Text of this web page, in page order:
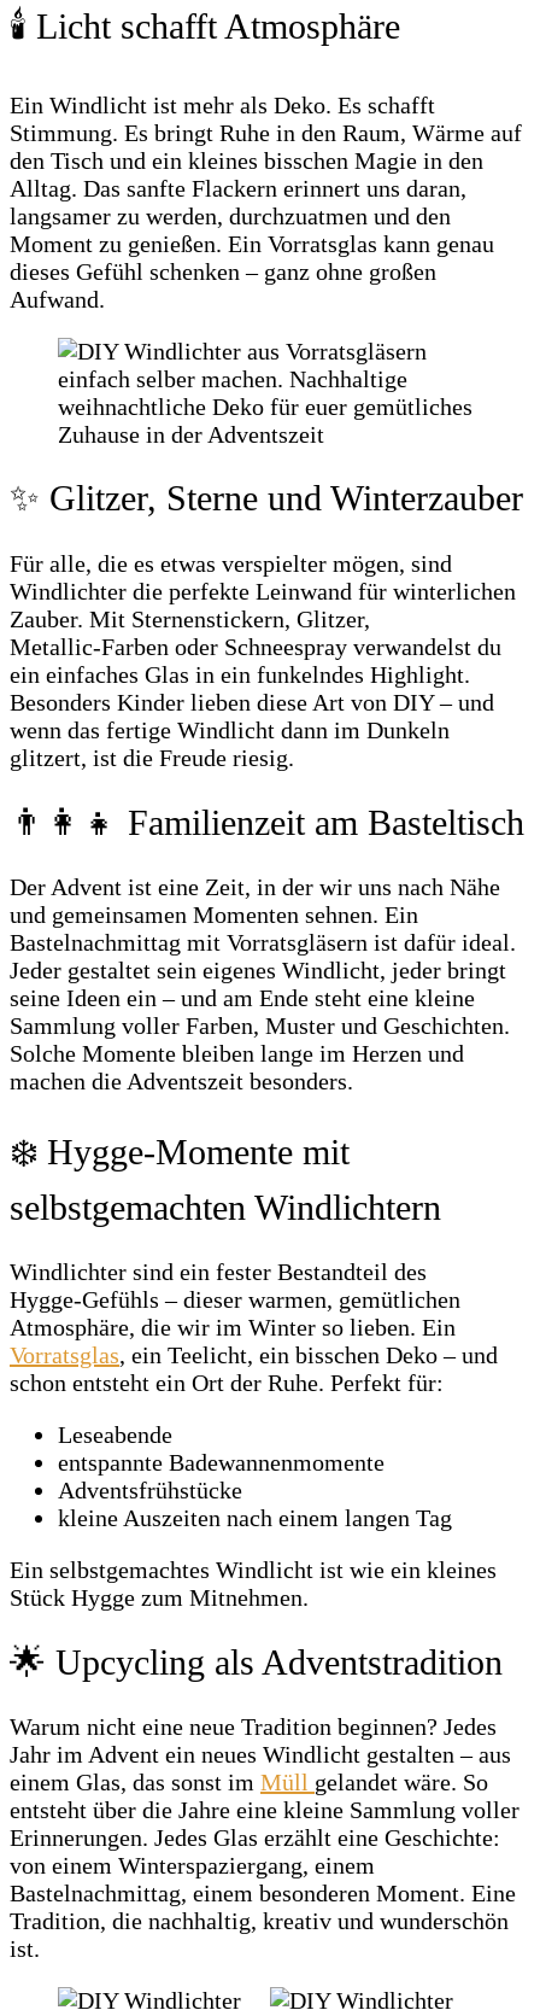
🕯️ Licht schafft Atmosphäre
Ein Windlicht ist mehr als Deko. Es schafft
Stimmung. Es bringt Ruhe in den Raum, Wärme auf
den Tisch und ein kleines bisschen Magie in den
Alltag. Das sanfte Flackern erinnert uns daran,
langsamer zu werden, durchzuatmen und den
Moment zu genießen. Ein Vorratsglas kann genau
dieses Gefühl schenken – ganz ohne großen
Aufwand.
✨ Glitzer, Sterne und Winterzauber
Für alle, die es etwas verspielter mögen, sind
Windlichter die perfekte Leinwand für winterlichen
Zauber. Mit Sternenstickern, Glitzer,
Metallic‑Farben oder Schneespray verwandelst du
ein einfaches Glas in ein funkelndes Highlight.
Besonders Kinder lieben diese Art von DIY – und
wenn das fertige Windlicht dann im Dunkeln
glitzert, ist die Freude riesig.
👨‍👩‍👧 Familienzeit am Basteltisch
Der Advent ist eine Zeit, in der wir uns nach Nähe
und gemeinsamen Momenten sehnen. Ein
Bastelnachmittag mit Vorratsgläsern ist dafür ideal.
Jeder gestaltet sein eigenes Windlicht, jeder bringt
seine Ideen ein – und am Ende steht eine kleine
Sammlung voller Farben, Muster und Geschichten.
Solche Momente bleiben lange im Herzen und
machen die Adventszeit besonders.
❄️ Hygge‑Momente mit
selbstgemachten Windlichtern
Windlichter sind ein fester Bestandteil des
Hygge‑Gefühls – dieser warmen, gemütlichen
Atmosphäre, die wir im Winter so lieben. Ein
Vorratsglas, ein Teelicht, ein bisschen Deko – und
schon entsteht ein Ort der Ruhe. Perfekt für:
Leseabende
entspannte Badewannenmomente
Adventsfrühstücke
kleine Auszeiten nach einem langen Tag
Ein selbstgemachtes Windlicht ist wie ein kleines
Stück Hygge zum Mitnehmen.
🌟 Upcycling als Adventstradition
Warum nicht eine neue Tradition beginnen? Jedes
Jahr im Advent ein neues Windlicht gestalten – aus
einem Glas, das sonst im Müll gelandet wäre. So
entsteht über die Jahre eine kleine Sammlung voller
Erinnerungen. Jedes Glas erzählt eine Geschichte:
von einem Winterspaziergang, einem
Bastelnachmittag, einem besonderen Moment. Eine
Tradition, die nachhaltig, kreativ und wunderschön
ist.